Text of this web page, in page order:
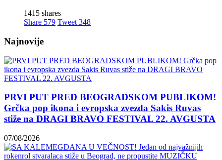
1415 shares
Share 579 Tweet 348
Najnovije
PRVI PUT PRED BEOGRADSKOM PUBLIKOM!
Grčka pop ikona i evropska zvezda Sakis Ruvas
stiže na DRAGI BRAVO FESTIVAL 22. AVGUSTA
07/08/2026